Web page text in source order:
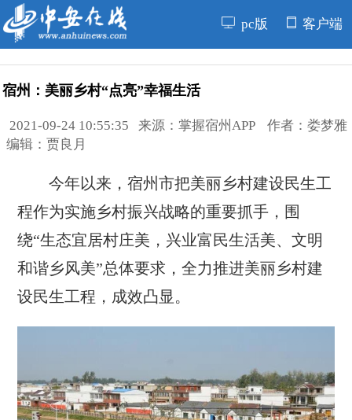
pc版 客户端
宿州：美丽乡村“点亮”幸福生活
2021-09-24 10:55:35 来源：掌握宿州APP 作者：娄梦雅
编辑：贾良月
今年以来，宿州市把美丽乡村建设民生工
程作为实施乡村振兴战略的重要抓手，围
绕“生态宜居村庄美，兴业富民生活美、文明
和谐乡风美”总体要求，全力推进美丽乡村建
设民生工程，成效凸显。